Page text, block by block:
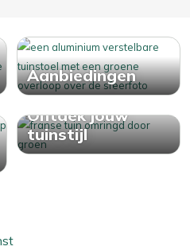
Aanbiedingen
Ontdek jouw
tuinstijl